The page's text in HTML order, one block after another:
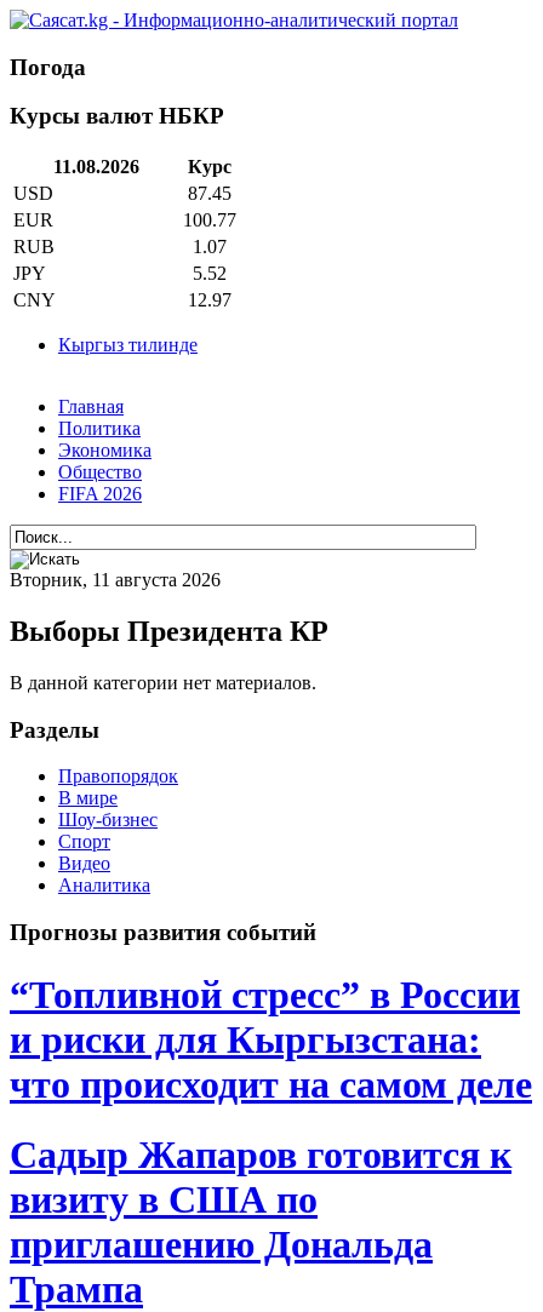
Погода
Курсы валют НБКР
11.08.2026
Курс
USD
87.45
EUR
100.77
RUB
1.07
JPY
5.52
CNY
12.97
Кыргыз тилинде
Главная
Политика
Экономика
Общество
FIFA 2026
Вторник, 11 августа 2026
Выборы Президента КР
В данной категории нет материалов.
Разделы
Правопорядок
В мире
Шоу-бизнес
Спорт
Видео
Аналитика
Прогнозы развития событий
“Топливной стресс” в России
и риски для Кыргызстана:
что происходит на самом деле
Садыр Жапаров готовится к
визиту в США по
приглашению Дональда
Трампа